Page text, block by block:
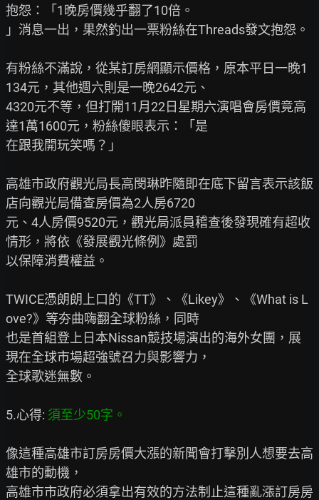
抱怨：「1晚房價幾乎翻了10倍。
」消息一出，果然釣出一票粉絲在Threads發文抱怨。
有粉絲不滿說，從某訂房網顯示價格，原本平日一晚1
134元，其他週六則是一晚2642元、
4320元不等，但打開11月22日星期六演唱會房價竟高
達1萬1600元，粉絲傻眼表示：「是
在跟我開玩笑嗎？」
高雄市政府觀光局長高閔琳昨隨即在底下留言表示該飯
店向觀光局備查房價為2人房6720
元、4人房價9520元，觀光局派員稽查後發現確有超收
情形，將依《發展觀光條例》處罰
以保障消費權益。
TWICE憑朗朗上口的《TT》、《Likey》、《What is L
ove?》等夯曲嗨翻全球粉絲，同時
也是首組登上日本Nissan競技場演出的海外女團，展
現在全球市場超強號召力與影響力，
全球歌迷無數。
5.心得: 須至少50字。
像這種高雄市訂房房價大漲的新聞會打擊別人想要去高
雄市的動機，
高雄市市政府必須拿出有效的方法制止這種亂漲訂房房